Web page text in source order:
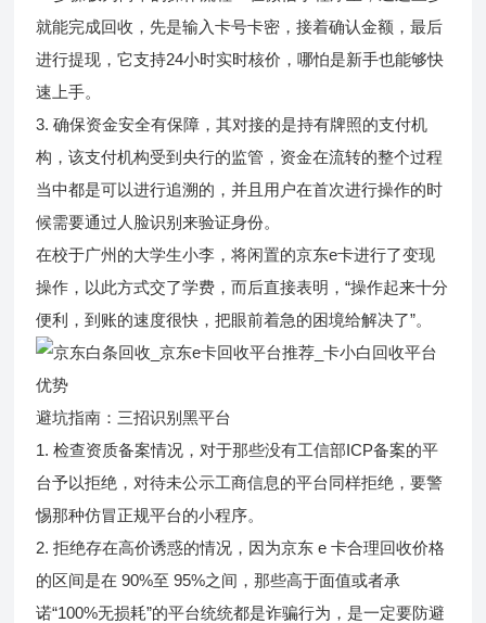
就能完成回收，先是输入卡号卡密，接着确认金额，最后
进行提现，它支持24小时实时核价，哪怕是新手也能够快
速上手。
3. 确保资金安全有保障，其对接的是持有牌照的支付机
构，该支付机构受到央行的监管，资金在流转的整个过程
当中都是可以进行追溯的，并且用户在首次进行操作的时
候需要通过人脸识别来验证身份。
在校于广州的大学生小李，将闲置的京东e卡进行了变现
操作，以此方式交了学费，而后直接表明，“操作起来十分
便利，到账的速度很快，把眼前着急的困境给解决了”。
避坑指南：三招识别黑平台
1. 检查资质备案情况，对于那些没有工信部ICP备案的平
台予以拒绝，对待未公示工商信息的平台同样拒绝，要警
惕那种仿冒正规平台的小程序。
2. 拒绝存在高价诱惑的情况，因为京东 e 卡合理回收价格
的区间是在 90%至 95%之间，那些高于面值或者承
诺“100%无损耗”的平台统统都是诈骗行为，是一定要防避